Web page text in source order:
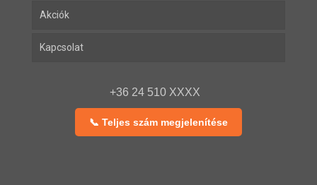
Akciók
Kapcsolat
+36 24 510 XXXX
📞 Teljes szám megjelenítése